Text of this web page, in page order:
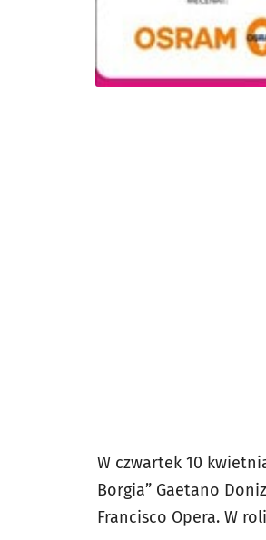
W czwartek 10
Borgia” Gaetano
Francisco Opera. W